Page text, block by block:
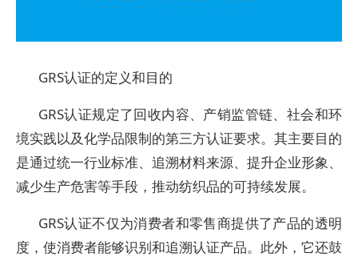
GRS认证的定义和目的
GRS认证规定了回收内容、产销监管链、社会和环
境实践以及化学品限制的第三方认证要求。其主要目的
是通过统一行业标准、追溯材料来源、提升企业形象、
减少生产危害等手段，推动纺织品的可持续发展。
GRS认证不仅为消费者和零售商提供了产品的透明
度，使消费者能够识别和追溯认证产品。此外，它还鼓